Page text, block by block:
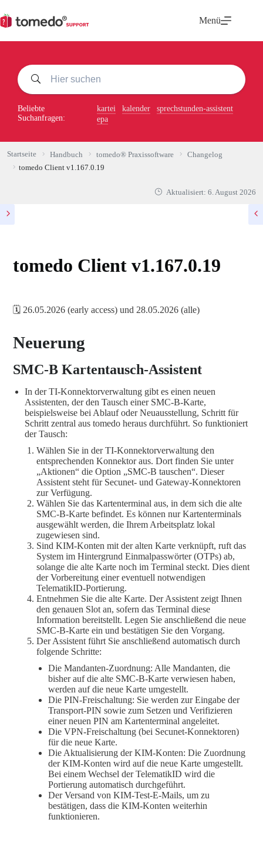
Inhalt
springen
Menü
Beliebte
Suchanfragen:
kartei kalender
sprechstunden-assistent
epa
Startseite Handbuch tomedo® Praxissoftware
Changelog
tomedo Client v1.167.0.19
Aktualisiert: 6. August 2026
tomedo Client v1.167.0.19
🗓️ 26.05.2026 (early access) und 28.05.2026 (alle)
Neuerung
SMC-B Kartentausch-Assistent
In der TI-Konnektorverwaltung gibt es einen neuen
Assistenten, der den Tausch einer SMC-B-Karte,
beispielsweise bei Ablauf oder Neuausstellung, Schritt für
Schritt zentral aus tomedo heraus durchführt. So funktioniert
der Tausch:
Wählen Sie in der TI-Konnektorverwaltung den
entsprechenden Konnektor aus. Dort finden Sie unter
„Aktionen“ die Option „SMC-B tauschen“. Dieser
Assistent steht für Secunet- und Gateway-Konnektoren
zur Verfügung.
Wählen Sie das Kartenterminal aus, in dem sich die alte
SMC-B-Karte befindet. Es können nur Kartenterminals
ausgewählt werden, die Ihrem Arbeitsplatz lokal
zugewiesen sind.
Sind KIM-Konten mit der alten Karte verknüpft, ruft das
System im Hintergrund Einmalpasswörter (OTPs) ab,
solange die alte Karte noch im Terminal steckt. Dies dient
der Vorbereitung einer eventuell notwendigen
TelematikID-Portierung.
Entnehmen Sie die alte Karte. Der Assistent zeigt Ihnen
den genauen Slot an, sofern das Terminal diese
Information bereitstellt. Legen Sie anschließend die neue
SMC-B-Karte ein und bestätigen Sie den Vorgang.
Der Assistent führt Sie anschließend automatisch durch
folgende Schritte:
Die Mandanten-Zuordnung: Alle Mandanten, die
bisher auf die alte SMC-B-Karte verwiesen haben,
werden auf die neue Karte umgestellt.
Die PIN-Freischaltung: Sie werden zur Eingabe der
Transport-PIN sowie zum Setzen und Verifizieren
einer neuen PIN am Kartenterminal angeleitet.
Die VPN-Freischaltung (bei Secunet-Konnektoren)
für die neue Karte.
Die Aktualisierung der KIM-Konten: Die Zuordnung
der KIM-Konten wird auf die neue Karte umgestellt.
Bei einem Wechsel der TelematikID wird die
Portierung automatisch durchgeführt.
Der Versand von KIM-Test-E-Mails, um zu
bestätigen, dass die KIM-Konten weiterhin
funktionieren.